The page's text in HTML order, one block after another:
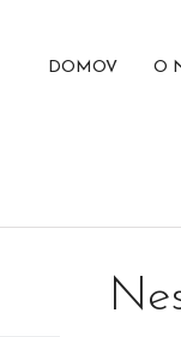
DOMOV O